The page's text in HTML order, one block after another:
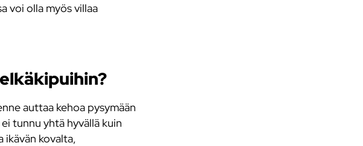
voi olla myös villaa
auttaa kehoa pysymään
tunnu yhtä hyvällä kuin
ikävän kovalta,